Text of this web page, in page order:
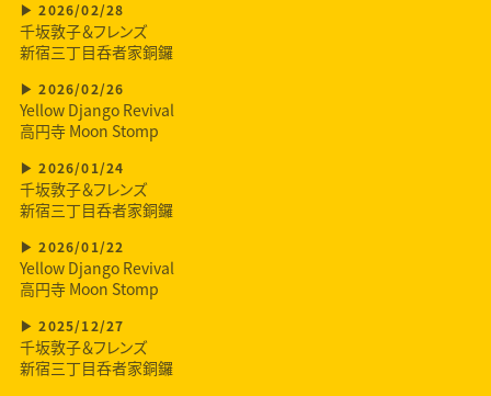
2026/02/28
千坂敦子＆フレンズ
新宿三丁目呑者家銅鑼
2026/02/26
Yellow Django Revival
高円寺 Moon Stomp
2026/01/24
千坂敦子＆フレンズ
新宿三丁目呑者家銅鑼
2026/01/22
Yellow Django Revival
高円寺 Moon Stomp
2025/12/27
千坂敦子＆フレンズ
新宿三丁目呑者家銅鑼